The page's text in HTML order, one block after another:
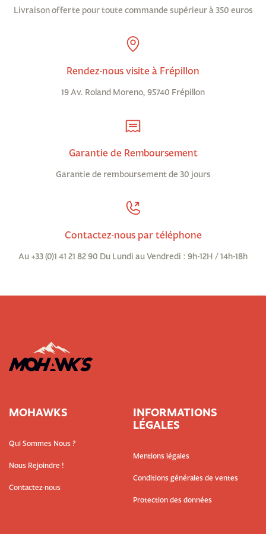
Livraison offerte pour toute commande supérieur à 350 euros
Rendez-nous visite à Frépillon
19 Av. Roland Moreno, 95740 Frépillon
Garantie de Remboursement
Garantie de remboursement de 30 jours
Contactez-nous par téléphone
Au +33 (0)1 41 21 82 90 Du Lundi au Vendredi : 9h-12H / 14h-18h
MOHAWKS
Qui Sommes Nous ?
Nous Rejoindre !
Contactez-nous
INFORMATIONS
LÉGALES
Mentions légales
Conditions générales de ventes
Protection des données